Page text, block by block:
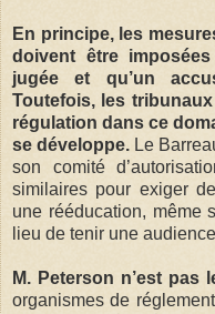
En principe, les
doivent être
jugée et qu’un
Toutefois, les
régulation dans ce
se développe. Le
son comité
similaires pour exiger
une rééducation, même
lieu de tenir une
M. Peterson n’est pas
organismes de